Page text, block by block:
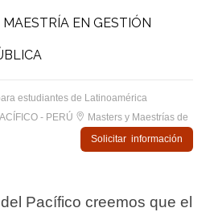
MAESTRÍA EN GESTIÓN
estudiantes de Latinoamérica
- PERÚ
Masters y Maestrías de
Solicitar información
Pacífico creemos que el